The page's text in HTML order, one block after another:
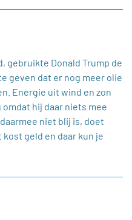
gebruikte Donald Trump de
geven dat er nog meer olie
Energie uit wind en zon
hij daar niets mee
niet blij is, doet
geld en daar kun je